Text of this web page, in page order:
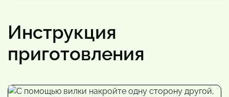
Инструкция
приготовления